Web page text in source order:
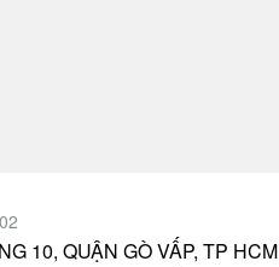
10, QUẬN GÒ VẤP, TP HCM